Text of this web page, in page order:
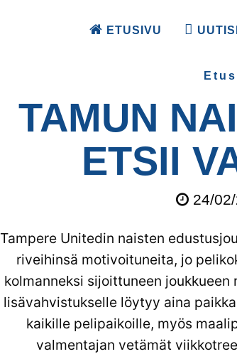
ETUSIVU
TAMUN
ETSII
24/
Tampere Unitedin naisten
riveihinsä motivoituneita, jo
kolmanneksi sijoittuneen
lisävahvistukselle löytyy aina
kaikille pelipaikoille, myös
valmentajan vetämät